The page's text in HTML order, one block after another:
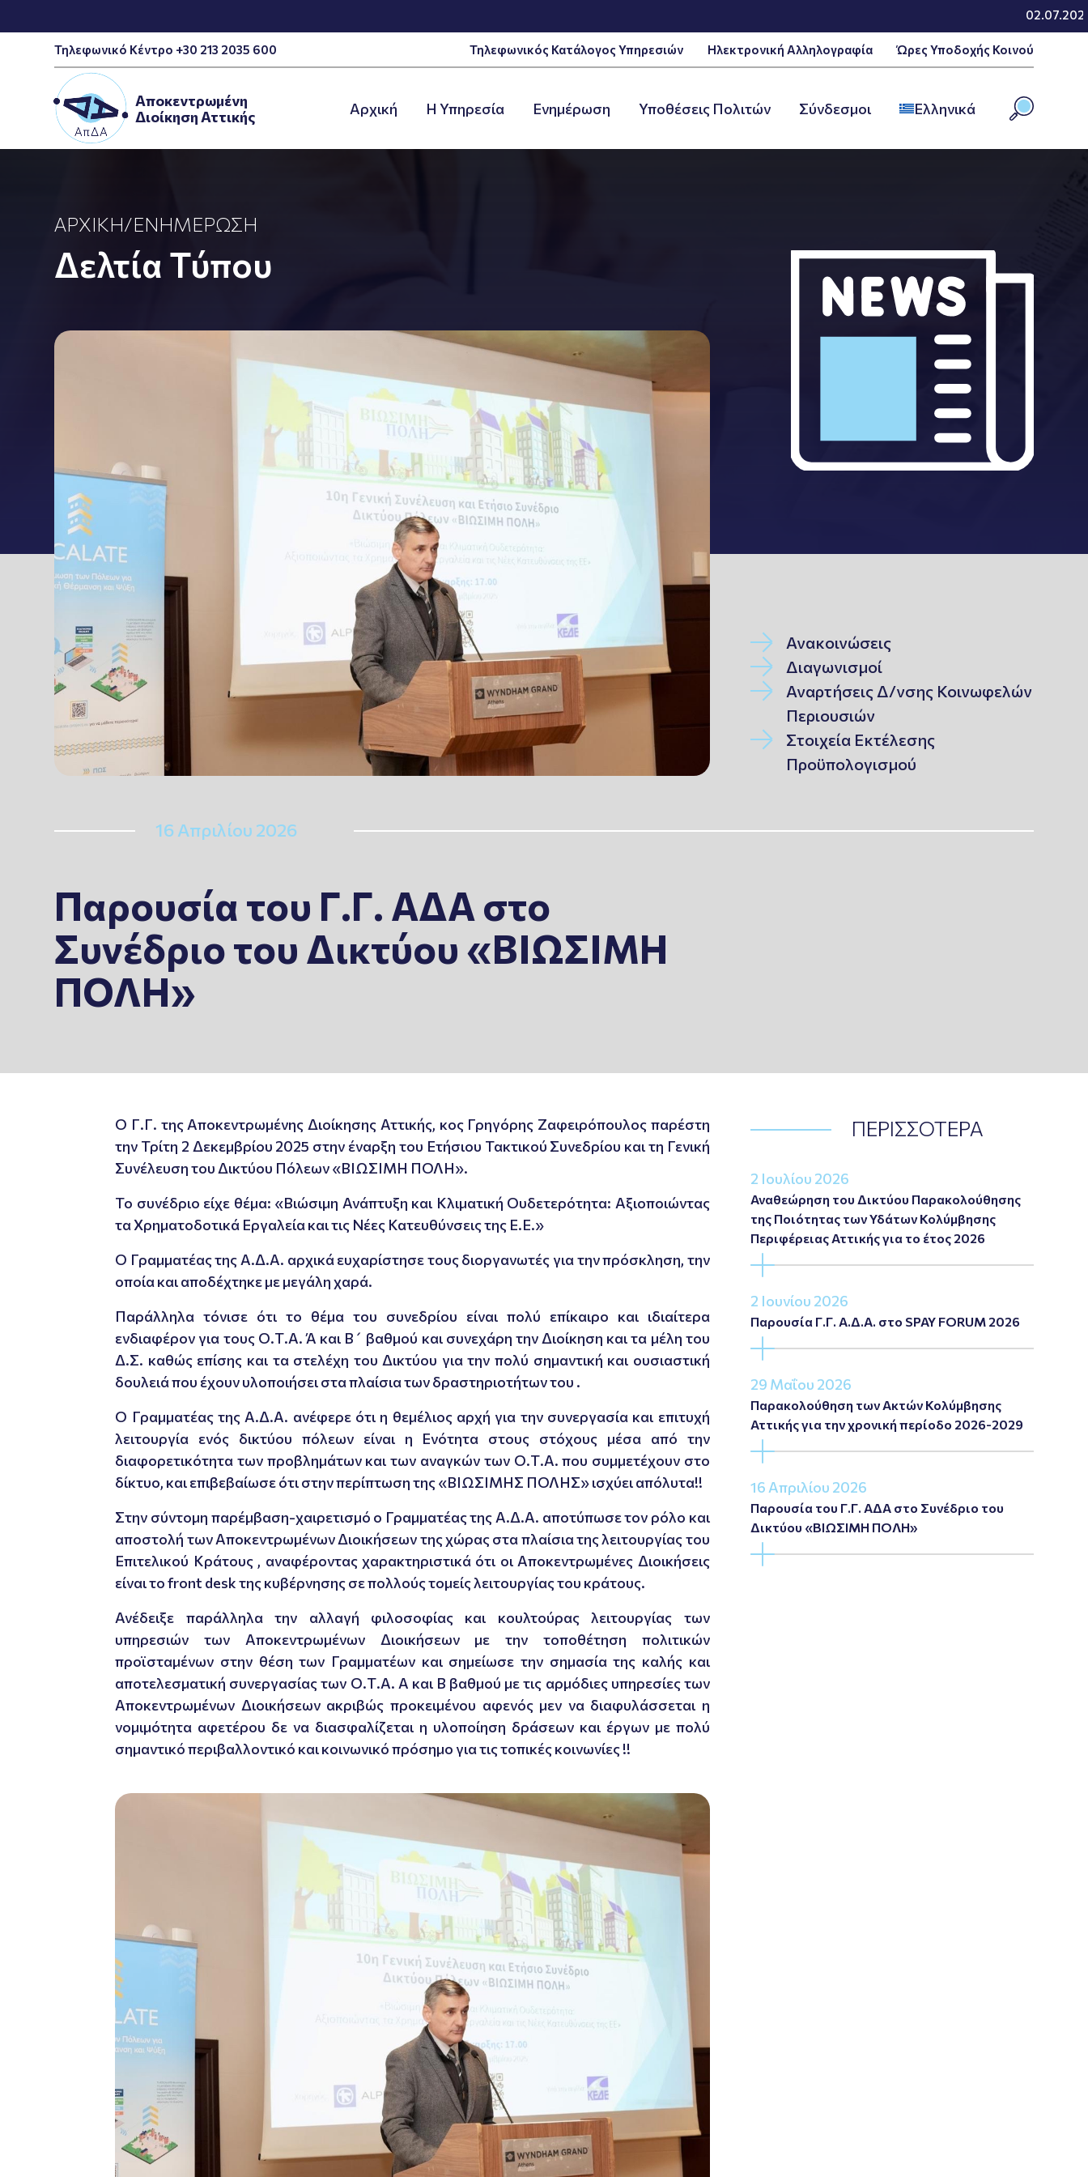
02.07.2026 -
Τηλεφωνικό Κέντρο +30 213 2035 600 Τηλεφωνικός Κατάλογος Υπηρεσιών Ηλεκτρονική Αλληλογραφία Ώρες Υποδοχής Κοινού
Αποκεντρωμένη
Διοίκηση Αττικής
Aρχική Η Υπηρεσία Ενημέρωση Υποθέσεις Πολιτών Σύνδεσμοι Ελληνικά
ΑΡΧΙΚΉ/ΕΝΗΜΈΡΩΣΗ
Δελτία Τύπου
Ανακοινώσεις
Διαγωνισμοί
Αναρτήσεις Δ/νσης Κοινωφελών
Περιουσιών
Στοιχεία Εκτέλεσης
Προϋπολογισμού
16 Απριλίου 2026
Παρουσία του Γ.Γ. ΑΔΑ στο
Συνέδριο του Δικτύου «ΒΙΩΣΙΜΗ
ΠΟΛΗ»
Ο Γ.Γ. της Αποκεντρωμένης Διοίκησης Αττικής, κος Γρηγόρης Ζαφειρόπουλος παρέστη
την Τρίτη 2 Δεκεμβρίου 2025 στην έναρξη του Ετήσιου Τακτικού Συνεδρίου και τη Γενική
Συνέλευση του Δικτύου Πόλεων «ΒΙΩΣΙΜΗ ΠΟΛΗ».
Το συνέδριο είχε θέμα: «Βιώσιμη Ανάπτυξη και Κλιματική Ουδετερότητα: Αξιοποιώντας
τα Χρηματοδοτικά Εργαλεία και τις Νέες Κατευθύνσεις της Ε.Ε.»
Ο Γραμματέας της Α.Δ.Α. αρχικά ευχαρίστησε τους διοργανωτές για την πρόσκληση, την
οποία και αποδέχτηκε με μεγάλη χαρά.
Παράλληλα τόνισε ότι το θέμα του συνεδρίου είναι πολύ επίκαιρο και ιδιαίτερα
ενδιαφέρον για τους Ο.Τ.Α. Ά και Β´ βαθμού και συνεχάρη την Διοίκηση και τα μέλη του
Δ.Σ. καθώς επίσης και τα στελέχη του Δικτύου για την πολύ σημαντική και ουσιαστική
δουλειά που έχουν υλοποιήσει στα πλαίσια των δραστηριοτήτων του .
Ο Γραμματέας της Α.Δ.Α. ανέφερε ότι η θεμέλιος αρχή για την συνεργασία και επιτυχή
λειτουργία ενός δικτύου πόλεων είναι η Ενότητα στους στόχους μέσα από την
διαφορετικότητα των προβλημάτων και των αναγκών των Ο.Τ.Α. που συμμετέχουν στο
δίκτυο, και επιβεβαίωσε ότι στην περίπτωση της «ΒΙΩΣΙΜΗΣ ΠΟΛΗΣ» ισχύει απόλυτα!!
Στην σύντομη παρέμβαση-χαιρετισμό ο Γραμματέας της Α.Δ.Α. αποτύπωσε τον ρόλο και
αποστολή των Αποκεντρωμένων Διοικήσεων της χώρας στα πλαίσια της λειτουργίας του
Επιτελικού Κράτους , αναφέροντας χαρακτηριστικά ότι οι Αποκεντρωμένες Διοικήσεις
είναι το front desk της κυβέρνησης σε πολλούς τομείς λειτουργίας του κράτους.
Ανέδειξε παράλληλα την αλλαγή φιλοσοφίας και κουλτούρας λειτουργίας των
υπηρεσιών των Αποκεντρωμένων Διοικήσεων με την τοποθέτηση πολιτικών
προϊσταμένων στην θέση των Γραμματέων και σημείωσε την σημασία της καλής και
αποτελεσματική συνεργασίας των Ο.Τ.Α. Α και Β βαθμού με τις αρμόδιες υπηρεσίες των
Αποκεντρωμένων Διοικήσεων ακριβώς προκειμένου αφενός μεν να διαφυλάσσεται η
νομιμότητα αφετέρου δε να διασφαλίζεται η υλοποίηση δράσεων και έργων με πολύ
σημαντικό περιβαλλοντικό και κοινωνικό πρόσημο για τις τοπικές κοινωνίες !!
ΠΕΡΙΣΣΟΤΕΡΑ
2 Ιουλίου 2026
Αναθεώρηση του Δικτύου Παρακολούθησης
της Ποιότητας των Υδάτων Κολύμβησης
Περιφέρειας Αττικής για το έτος 2026
2 Ιουνίου 2026
Παρουσία Γ.Γ. Α.Δ.Α. στο SPAY FORUM 2026
29 Μαΐου 2026
Παρακολούθηση των Ακτών Κολύμβησης
Αττικής για την χρονική περίοδο 2026-2029
16 Απριλίου 2026
Παρουσία του Γ.Γ. ΑΔΑ στο Συνέδριο του
Δικτύου «ΒΙΩΣΙΜΗ ΠΟΛΗ»